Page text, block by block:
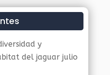
y
del jaguar julio